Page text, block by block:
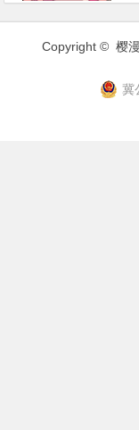
Copyright © 樱
冀